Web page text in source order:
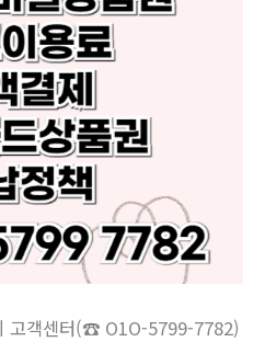
고객센터(☎ O1O-5799-7782)